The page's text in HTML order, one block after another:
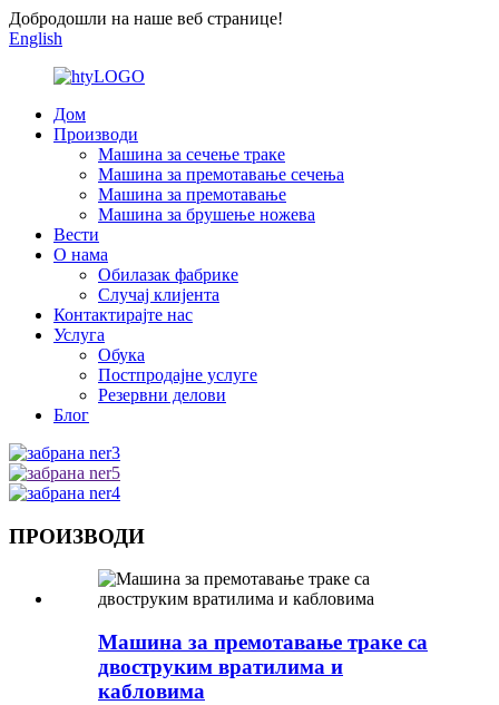
Добродошли на наше веб странице!
English
Дом
Производи
Машина за сечење траке
Машина за премотавање сечења
Машина за премотавање
Машина за брушење ножева
Вести
О нама
Обилазак фабрике
Случај клијента
Контактирајте нас
Услуга
Обука
Постпродајне услуге
Резервни делови
Блог
ПРОИЗВОДИ
Машина за премотавање траке са
двоструким вратилима и
кабловима